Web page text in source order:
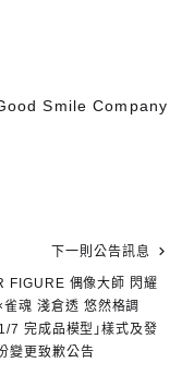
Smile Company
下一則公告訊息
FIGURE 偶像大師 閃耀
雀魂 淺倉透 悠然格調
7 完成品模型」樣式及發
變更致歉公告